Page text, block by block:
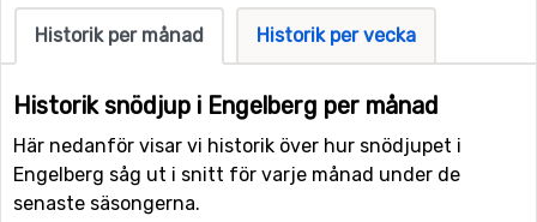
Historik per månad Historik per vecka
Historik snödjup i Engelberg per månad
Här nedanför visar vi historik över hur snödjupet i
Engelberg såg ut i snitt för varje månad under de
senaste säsongerna.